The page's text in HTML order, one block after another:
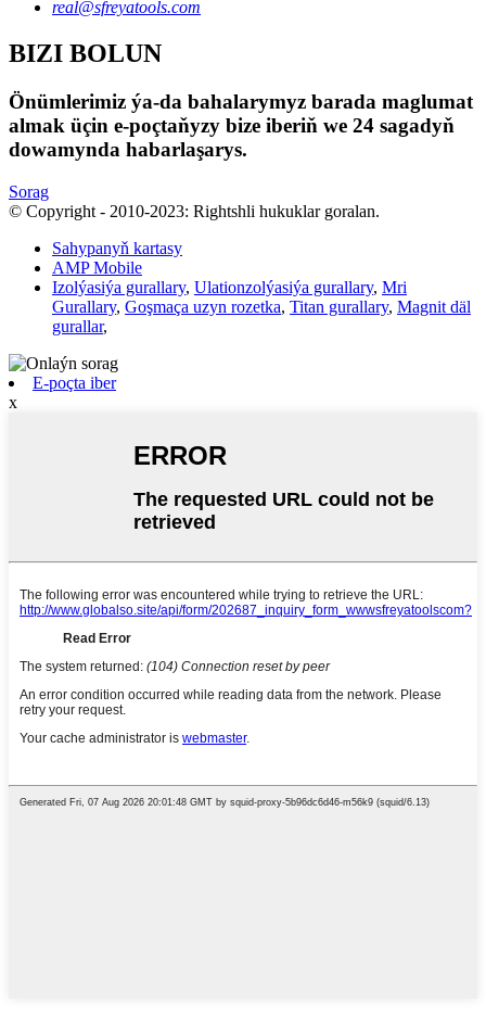
real@sfreyatools.com
BIZI BOLUN
Önümlerimiz ýa-da bahalarymyz barada maglumat
almak üçin e-poçtaňyzy bize iberiň we 24 sagadyň
dowamynda habarlaşarys.
Sorag
© Copyright - 2010-2023: Rightshli hukuklar goralan.
Sahypanyň kartasy
AMP Mobile
Izolýasiýa gurallary, Ulationzolýasiýa gurallary, Mri
Gurallary, Goşmaça uzyn rozetka, Titan gurallary, Magnit däl
gurallar,
E-poçta iber
x